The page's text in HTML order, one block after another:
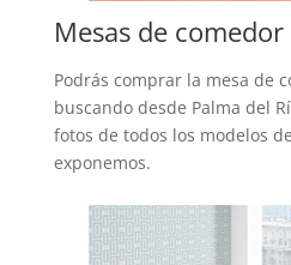
Mesas de comedor
Podrás comprar la mesa de
buscando desde Palma del
fotos de todos los modelos
exponemos.